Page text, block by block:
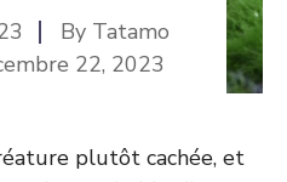
By Tatamo
22, 2023
plutôt cachée, et